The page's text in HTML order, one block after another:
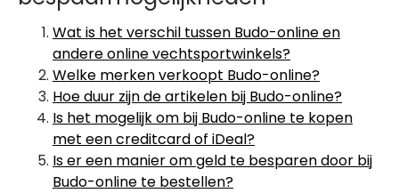
Wat is het verschil tussen Budo-online en
andere online vechtsportwinkels?
Welke merken verkoopt Budo-online?
Hoe duur zijn de artikelen bij Budo-online?
Is het mogelijk om bij Budo-online te kopen
met een creditcard of iDeal?
Is er een manier om geld te besparen door bij
Budo-online te bestellen?